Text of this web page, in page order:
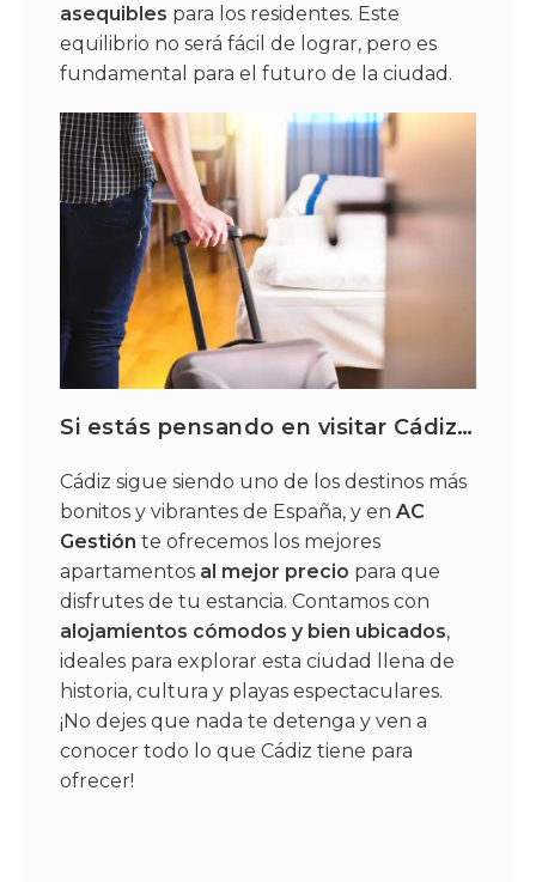
asequibles para los residentes. Este
equilibrio no será fácil de lograr, pero es
fundamental para el futuro de la ciudad.
Si estás pensando en visitar Cádiz…
Cádiz sigue siendo uno de los destinos más
bonitos y vibrantes de España, y en AC
Gestión te ofrecemos los mejores
apartamentos al mejor precio para que
disfrutes de tu estancia. Contamos con
alojamientos cómodos y bien ubicados,
ideales para explorar esta ciudad llena de
historia, cultura y playas espectaculares.
¡No dejes que nada te detenga y ven a
conocer todo lo que Cádiz tiene para
ofrecer!